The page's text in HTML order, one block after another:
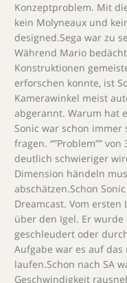
Konzeptproblem. Mit
kein Molyneaux und
designed.Sega war zu
Während Mario
Konstruktionen
erforschen konnte, ist
Kamerawinkel meist
abgerannt. Warum hat
Sonic war schon immer
fragen. “”Problem””
deutlich schwieriger
Dimension händeln
abschätzen.Schon
Dreamcast. Vom
über den Igel. Er
geschleudert oder
Aufgabe war es auf
laufen.Schon nach SA
Geschwindigkeit